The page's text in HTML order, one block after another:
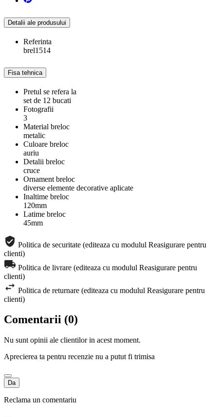
Detalii ale produsului
Referinta
brel1514
Fisa tehnica
Pretul se refera la
set de 12 bucati
Fotografii
3
Material breloc
metalic
Culoare breloc
auriu
Detalii breloc
cruce
Ornament breloc
diverse elemente decorative aplicate
Inaltime breloc
120mm
Latime breloc
45mm
Politica de securitate (editeaza cu modulul Reasigurare pentru
clienti)
Politica de livrare (editeaza cu modulul Reasigurare pentru
clienti)
Politica de returnare (editeaza cu modulul Reasigurare pentru
clienti)
Comentarii (0)
Nu sunt opinii ale clientilor in acest moment.
Aprecierea ta pentru recenzie nu a putut fi trimisa
Da
Reclama un comentariu